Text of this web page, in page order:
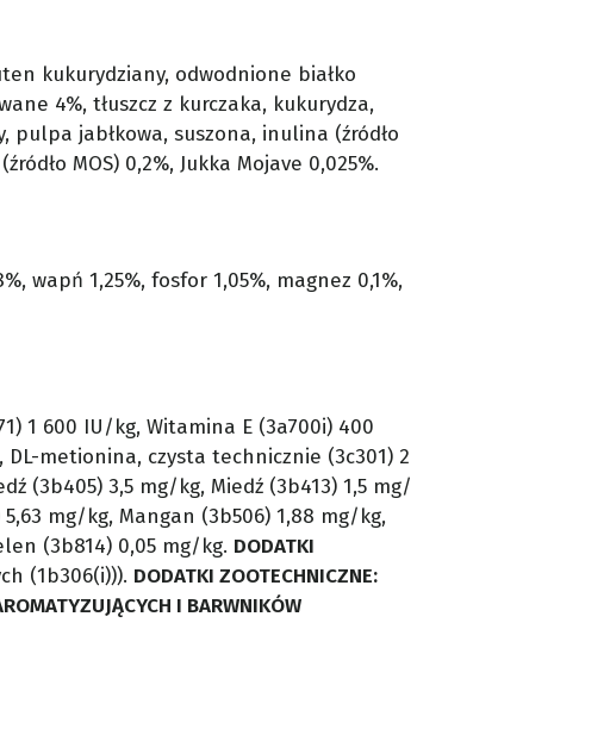
kukurydziany, odwodnione białko
4%, tłuszcz z kurczaka, kukurydza,
pulpa jabłkowa, suszona, inulina (źródło
MOS) 0,2%, Jukka Mojave 0,025%.
wapń 1,25%, fosfor 1,05%, magnez 0,1%,
1 600 IU/kg, Witamina E (3a700i) 400
metionina, czysta technicznie (3c301) 2
(3b405) 3,5 mg/kg, Miedź (3b413) 1,5 mg/
mg/kg, Mangan (3b506) 1,88 mg/kg,
(3b814) 0,05 mg/kg. DODATKI
(1b306(i))). DODATKI ZOOTECHNICZNE:
I BARWNIKÓW